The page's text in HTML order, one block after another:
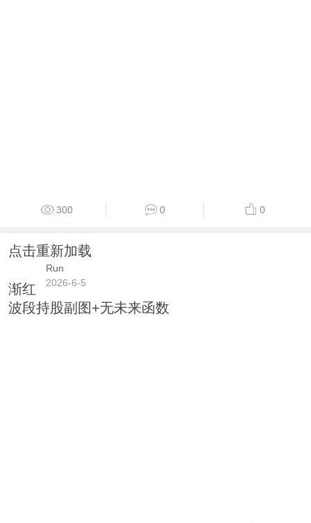
300 0 0
点击重新加载
Run
2026-6-5
渐红
波段持股副图+无未来函数